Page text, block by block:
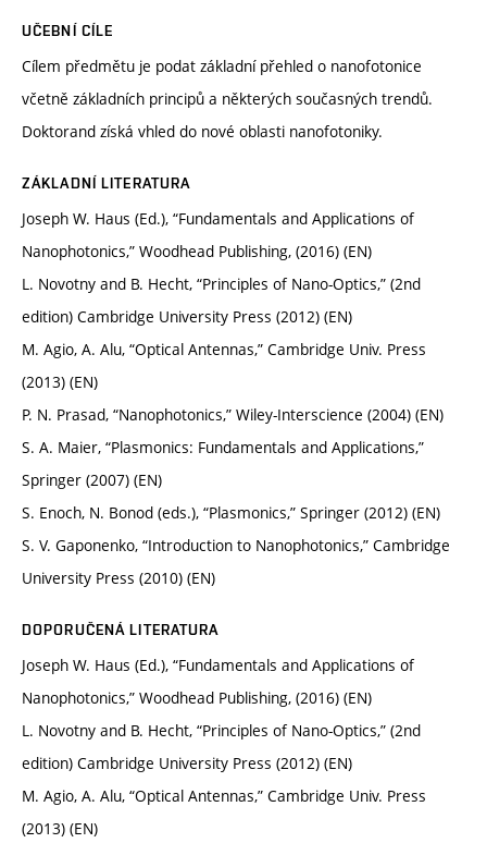
UČEBNÍ CÍLE
Cílem předmětu je podat základní přehled o nanofotonice
včetně základních principů a některých současných trendů.
Doktorand získá vhled do nové oblasti nanofotoniky.
ZÁKLADNÍ LITERATURA
Joseph W. Haus (Ed.), “Fundamentals and Applications of
Nanophotonics,” Woodhead Publishing, (2016) (EN)
L. Novotny and B. Hecht, “Principles of Nano-Optics,” (2nd
edition) Cambridge University Press (2012) (EN)
M. Agio, A. Alu, “Optical Antennas,” Cambridge Univ. Press
(2013) (EN)
P. N. Prasad, “Nanophotonics,” Wiley-Interscience (2004) (EN)
S. A. Maier, “Plasmonics: Fundamentals and Applications,”
Springer (2007) (EN)
S. Enoch, N. Bonod (eds.), “Plasmonics,” Springer (2012) (EN)
S. V. Gaponenko, “Introduction to Nanophotonics,” Cambridge
University Press (2010) (EN)
DOPORUČENÁ LITERATURA
Joseph W. Haus (Ed.), “Fundamentals and Applications of
Nanophotonics,” Woodhead Publishing, (2016) (EN)
L. Novotny and B. Hecht, “Principles of Nano-Optics,” (2nd
edition) Cambridge University Press (2012) (EN)
M. Agio, A. Alu, “Optical Antennas,” Cambridge Univ. Press
(2013) (EN)